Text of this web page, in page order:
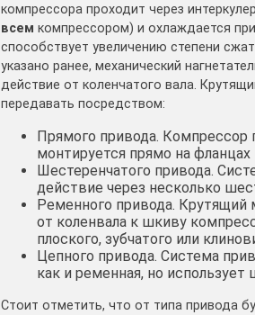
компрессора проходит через
всем компрессором) и охлаждается
способствует увеличению степени
указано ранее, механический
действие от коленчатого вала.
передавать посредством:
Прямого привода. Компрессор
монтируется прямо на фланцах
Шестеренчатого привода.
действие через несколько
Ременного привода. Крутящий
от коленвала к шкиву
плоского, зубчатого или
Цепного привода. Система
как и ременная, но использует
Стоит отметить, что от типа привода